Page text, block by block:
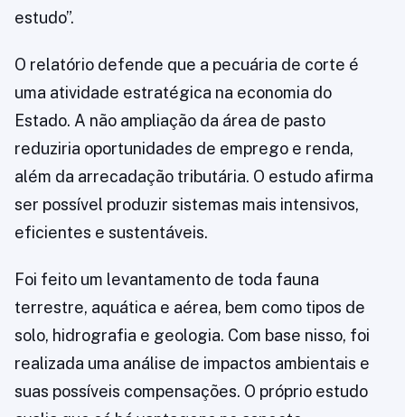
estudo”.
O relatório defende que a pecuária de corte é
uma atividade estratégica na economia do
Estado. A não ampliação da área de pasto
reduziria oportunidades de emprego e renda,
além da arrecadação tributária. O estudo afirma
ser possível produzir sistemas mais intensivos,
eficientes e sustentáveis.
Foi feito um levantamento de toda fauna
terrestre, aquática e aérea, bem como tipos de
solo, hidrografia e geologia. Com base nisso, foi
realizada uma análise de impactos ambientais e
suas possíveis compensações. O próprio estudo